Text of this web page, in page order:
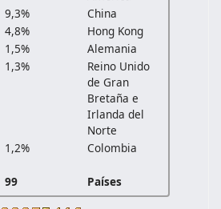
9,3%
China
4,8%
Hong Kong
1,5%
Alemania
1,3%
Reino Unido
de Gran
Bretaña e
Irlanda del
Norte
1,2%
Colombia
99 Países